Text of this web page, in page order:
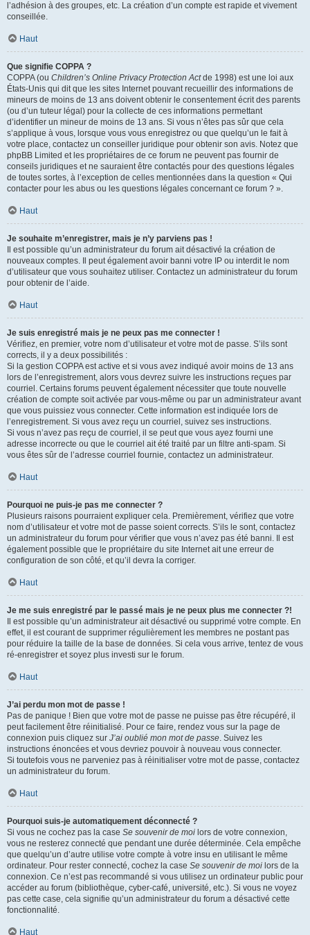
l’adhésion à des groupes, etc. La création d’un compte est rapide et vivement
conseillée.
Haut
Que signifie COPPA ?
COPPA (ou Children’s Online Privacy Protection Actde 1998) est une loi aux
États-Unis qui dit que les sites Internet pouvant recueillir des informations de
mineurs de moins de 13 ans doivent obtenir le consentement écrit des parents
(ou d’un tuteur légal) pour la collecte de ces informations permettant
d’identifier un mineur de moins de 13 ans. Si vous n’êtes pas sûr que cela
s’applique à vous, lorsque vous vous enregistrez ou que quelqu’un le fait à
votre place, contactez un conseiller juridique pour obtenir son avis. Notez que
phpBB Limited et les propriétaires de ce forum ne peuvent pas fournir de
conseils juridiques et ne sauraient être contactés pour des questions légales
de toutes sortes, à l’exception de celles mentionnées dans la question « Qui
contacter pour les abus ou les questions légales concernant ce forum ? ».
Haut
Je souhaite m’enregistrer, mais je n’y parviens pas !
Il est possible qu’un administrateur du forum ait désactivé la création de
nouveaux comptes. Il peut également avoir banni votre IP ou interdit le nom
d’utilisateur que vous souhaitez utiliser. Contactez un administrateur du forum
pour obtenir de l’aide.
Haut
Je suis enregistré mais je ne peux pas me connecter !
Vérifiez, en premier, votre nom d’utilisateur et votre mot de passe. S’ils sont
corrects, il y a deux possibilités :
Si la gestion COPPA est active et si vous avez indiqué avoir moins de 13 ans
lors de l’enregistrement, alors vous devrez suivre les instructions reçues par
courriel. Certains forums peuvent également nécessiter que toute nouvelle
création de compte soit activée par vous-même ou par un administrateur avant
que vous puissiez vous connecter. Cette information est indiquée lors de
l’enregistrement. Si vous avez reçu un courriel, suivez ses instructions.
Si vous n’avez pas reçu de courriel, il se peut que vous ayez fourni une
adresse incorrecte ou que le courriel ait été traité par un filtre anti-spam. Si
vous êtes sûr de l’adresse courriel fournie, contactez un administrateur.
Haut
Pourquoi ne puis-je pas me connecter ?
Plusieurs raisons pourraient expliquer cela. Premièrement, vérifiez que votre
nom d’utilisateur et votre mot de passe soient corrects. S’ils le sont, contactez
un administrateur du forum pour vérifier que vous n’avez pas été banni. Il est
également possible que le propriétaire du site Internet ait une erreur de
configuration de son côté, et qu’il devra la corriger.
Haut
Je me suis enregistré par le passé mais je ne peux plus me connecter ?!
Il est possible qu’un administrateur ait désactivé ou supprimé votre compte. En
effet, il est courant de supprimer régulièrement les membres ne postant pas
pour réduire la taille de la base de données. Si cela vous arrive, tentez de vous
ré-enregistrer et soyez plus investi sur le forum.
Haut
J’ai perdu mon mot de passe !
Pas de panique ! Bien que votre mot de passe ne puisse pas être récupéré, il
peut facilement être réinitialisé. Pour ce faire, rendez vous sur la page de
connexion puis cliquez sur J’ai oublié mon mot de passe. Suivez les
instructions énoncées et vous devriez pouvoir à nouveau vous connecter.
Si toutefois vous ne parveniez pas à réinitialiser votre mot de passe, contactez
un administrateur du forum.
Haut
Pourquoi suis-je automatiquement déconnecté ?
Si vous ne cochez pas la case Se souvenir de moi lors de votre connexion,
vous ne resterez connecté que pendant une durée déterminée. Cela empêche
que quelqu’un d’autre utilise votre compte à votre insu en utilisant le même
ordinateur. Pour rester connecté, cochez la case Se souvenir de moi lors de la
connexion. Ce n’est pas recommandé si vous utilisez un ordinateur public pour
accéder au forum (bibliothèque, cyber-café, université, etc.). Si vous ne voyez
pas cette case, cela signifie qu’un administrateur du forum a désactivé cette
fonctionnalité.
Haut